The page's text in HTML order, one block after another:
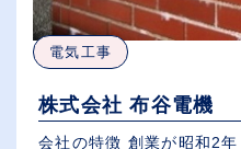
電気工事
株式会社 布谷電機
会社の特徴 創業が昭和2年・法人組織にして50年目を